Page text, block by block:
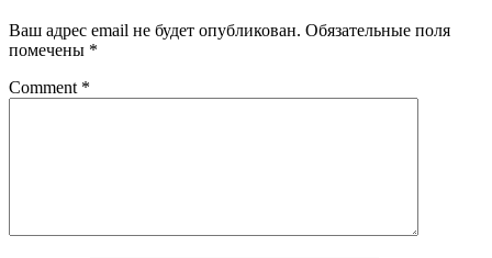
Ваш адрес email не будет опубликован. Обязательные поля
помечены *
Comment *